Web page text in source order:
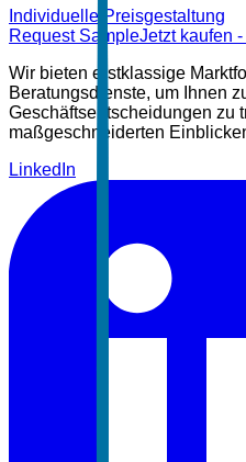
Individuelle Preisgestaltung
Request SampleJetzt kaufen -
Wir bieten erstklassige
Beratungsdienste, um Ihnen
Geschäftsentscheidungen zu
maßgeschneiderten
LinkedIn